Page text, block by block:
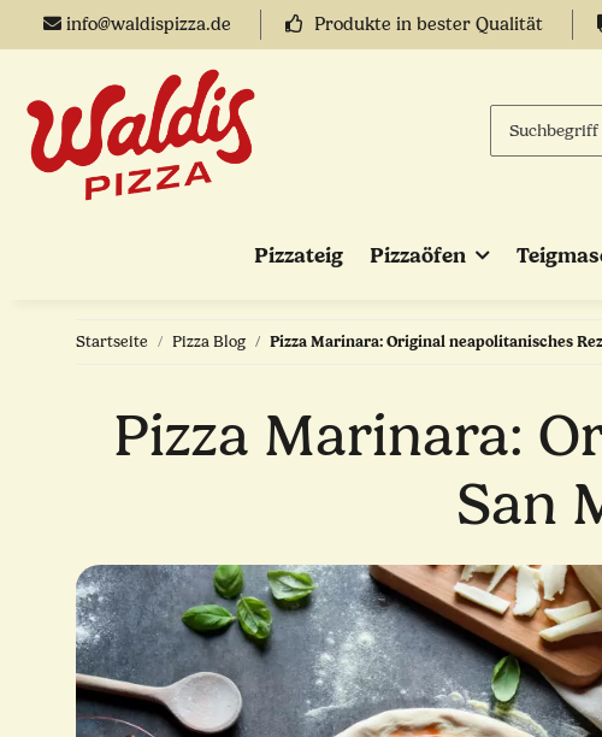
info@waldispizza.de Produkte in bester Qualität
Pizzateig Pizzaöfen
Startseite Pizza Blog Pizza Marinara: Original neapolitanisches
Pizza Marinara:
San